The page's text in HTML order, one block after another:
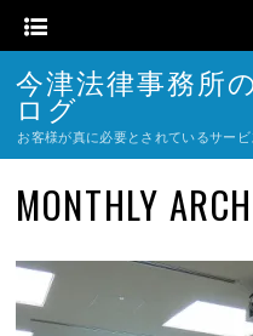
今津法律事務所
ログ
お客様が真に必要とされているサー
MONTHLY